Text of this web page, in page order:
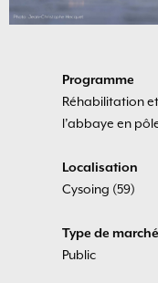
Programme
Réhabilitation
l’abbaye en
Localisation
Cysoing (59)
Type de marché
Public